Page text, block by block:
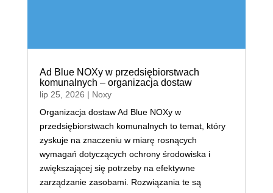
Ad Blue NOXy w przedsiębiorstwach
komunalnych – organizacja dostaw
lip 25, 2026 | Noxy
Organizacja dostaw Ad Blue NOXy w
przedsiębiorstwach komunalnych to temat, który
zyskuje na znaczeniu w miarę rosnących
wymagań dotyczących ochrony środowiska i
zwiększającej się potrzeby na efektywne
zarządzanie zasobami. Rozwiązania te są